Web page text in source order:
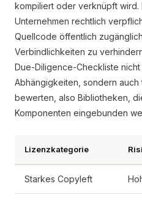
kompiliert oder verknüpft wird.
Unternehmen rechtlich
Quellcode öffentlich
Verbindlichkeiten zu
Due-Diligence-Checkliste
Abhängigkeiten, sondern
bewerten, also Bibliotheken,
Komponenten eingebunden
Lizenzkategorie
Starkes Copyleft